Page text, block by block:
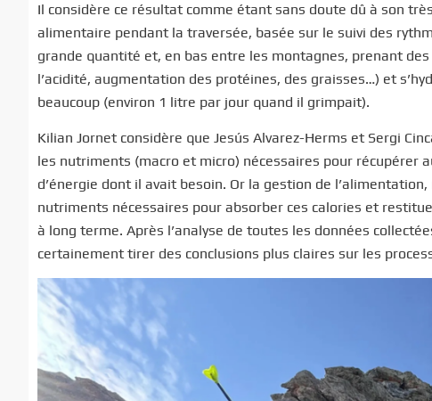
Il considère ce résultat comme étant sans doute dû à son
alimentaire pendant la traversée, basée sur le suivi des
grande quantité et, en bas entre les montagnes, prenant
l’acidité, augmentation des protéines, des graisses…) et
beaucoup (environ 1 litre par jour quand il grimpait).
Kilian Jornet considère que Jesús Alvarez-Herms et Sergi
les nutriments (macro et micro) nécessaires pour
d’énergie dont il avait besoin. Or la gestion de
nutriments nécessaires pour absorber ces calories et
à long terme. Après l’analyse de toutes les données
certainement tirer des conclusions plus claires sur les